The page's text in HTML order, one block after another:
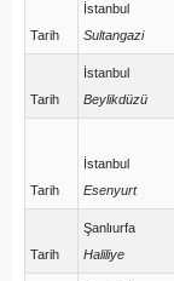
Tarih
İstanbul
Sultangazi
Tarih
İstanbul
Beylikdüzü
Tarih
İstanbul
Esenyurt
Tarih
Şanlıurfa
Haliliye